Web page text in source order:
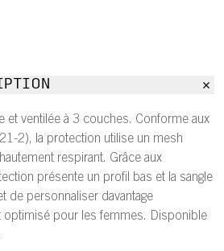
et ventilée à 3 couches. Conforme aux
2), la protection utilise un mesh
respirant. Grâce aux
présente un profil bas et la sangle
de personnaliser davantage
optimisé pour les femmes. Disponible